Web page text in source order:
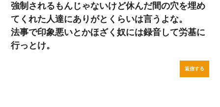
強制されるもんじゃないけど休んだ間の穴を埋め
てくれた人達にありがとくらいは言うよな。
法事で印象悪いとかほざく奴には録音して労基に
行っとけ。
返信する